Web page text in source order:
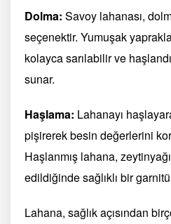
Dolma: Savoy lahanası,
seçenektir. Yumuşak
kolayca sarılabilir ve
sunar.
Haşlama: Lahanayı
pişirerek besin değerlerini
Haşlanmış lahana,
edildiğinde sağlıklı bir
Lahana, sağlık açısından